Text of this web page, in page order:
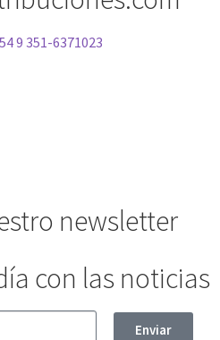
9 351-6371023
newsletter
con las noticias
Enviar